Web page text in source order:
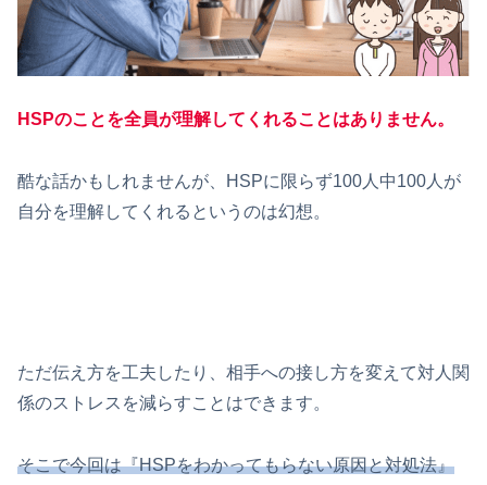
HSPのことを全員が理解してくれることはありません。
酷な話かもしれませんが、HSPに限らず100人中100人が
自分を理解してくれるというのは幻想。
ただ伝え方を工夫したり、相手への接し方を変えて対人関
係のストレスを減らすことはできます。
そこで今回は『HSPをわかってもらない原因と対処法』